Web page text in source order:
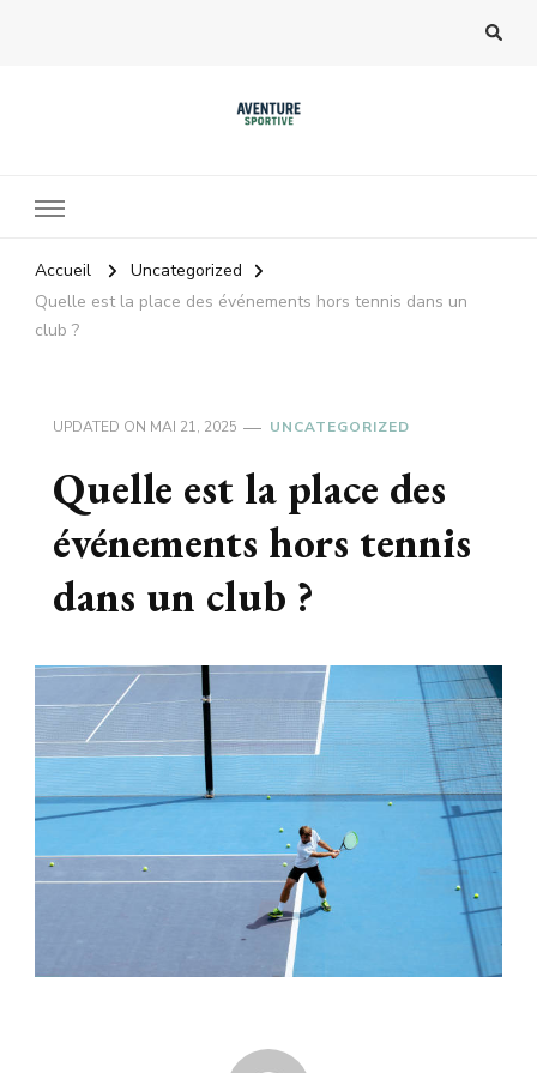
Accueil
Uncategorized
Quelle est la place des événements hors tennis dans un
club ?
UPDATED ON MAI 21, 2025 UNCATEGORIZED
Quelle est la place des
événements hors tennis
dans un club ?